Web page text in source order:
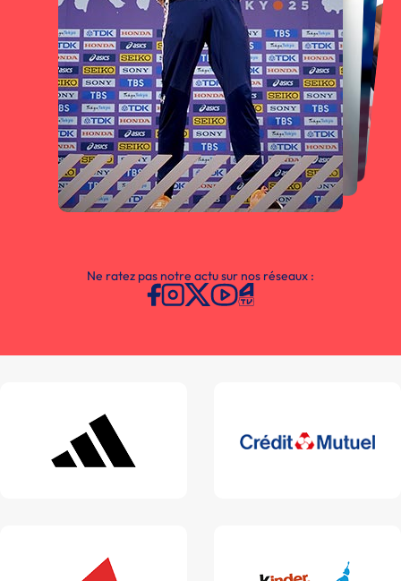
Ne ratez pas notre actu sur nos réseaux :